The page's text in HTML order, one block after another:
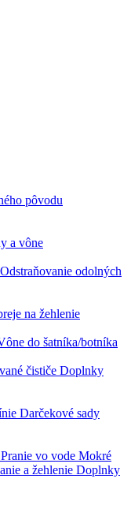
pôvodu
a vône
Odstraňovanie odolných
na žehlenie
do šatníka/botníka
čističe Doplnky
Darčekové sady
Pranie vo vode Mokré
a žehlenie Doplnky